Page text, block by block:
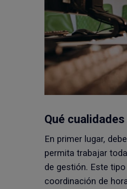
Qué
En primer lugar,
permita trabajar
de gestión. Este
coordinación de